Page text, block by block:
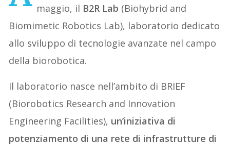
maggio, il B2R Lab (Biohybrid and
Biomimetic Robotics Lab), laboratorio dedicato
allo sviluppo di tecnologie avanzate nel campo
della biorobotica.
Il laboratorio nasce nell’ambito di BRIEF
(Biorobotics Research and Innovation
Engineering Facilities), un’iniziativa di
potenziamento di una rete di infrastrutture di